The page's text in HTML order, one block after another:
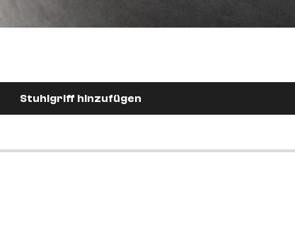
Stuhlgriff hinzufügen